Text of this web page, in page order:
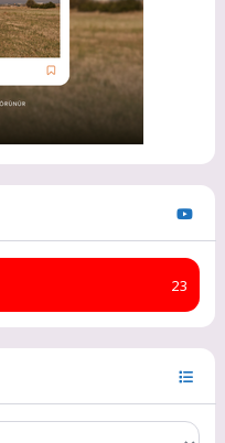
23